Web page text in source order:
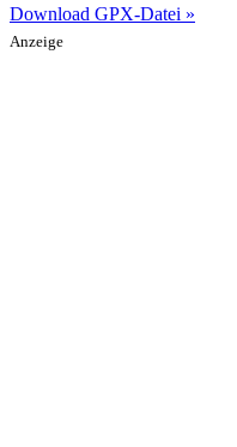
Download GPX-Datei »
Anzeige